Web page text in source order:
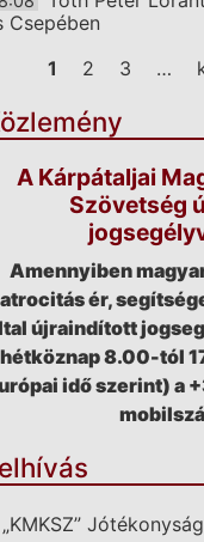
Csepében
Oldalak
1 2 3 …
A Kárpátaljai
Szövetség
Amennyiben
atrocitás ér,
újraindított
hétköznap 8.00-tól
idő szerint) a